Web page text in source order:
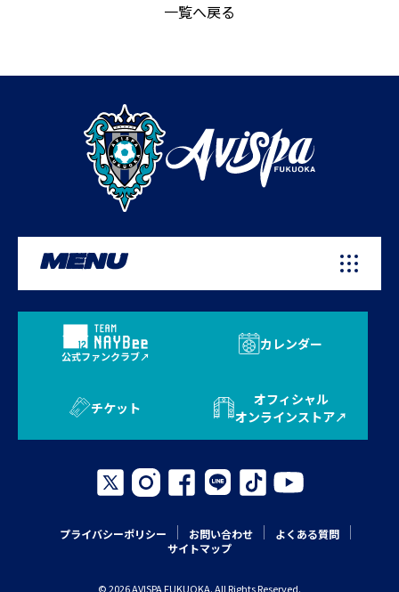
一覧へ戻る
MENU
公式ファンクラブ
カレンダー
チケット
オフィシャル
オンラインストア
プライバシーポリシー お問い合わせ
よくある質問
サイトマップ
© 2026 AVISPA FUKUOKA. All Rights Reserved.